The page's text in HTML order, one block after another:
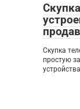
Скупка
простую
устройства